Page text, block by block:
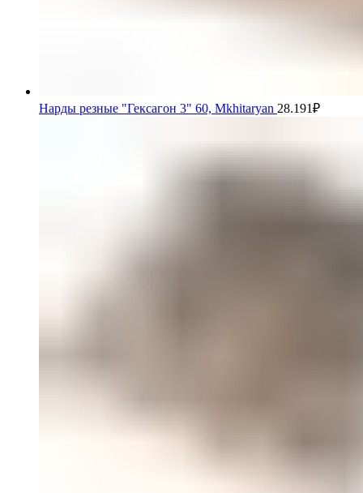
Нарды резные "Гексагон 3" 60, Mkhitaryan 28.191₽